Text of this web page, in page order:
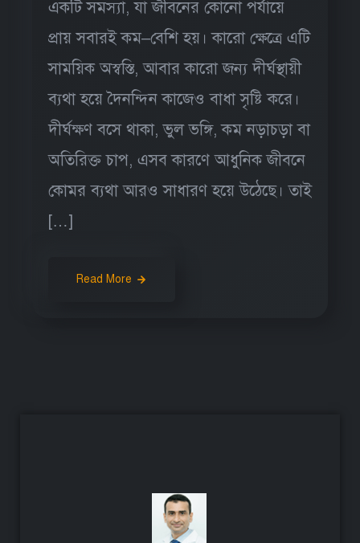
একটি সমস্যা, যা জীবনের কোনো পর্যায়ে
প্রায় সবারই কম–বেশি হয়। কারো ক্ষেত্রে এটি
সাময়িক অস্বস্তি, আবার কারো জন্য দীর্ঘস্থায়ী
ব্যথা হয়ে দৈনন্দিন কাজেও বাধা সৃষ্টি করে।
দীর্ঘক্ষণ বসে থাকা, ভুল ভঙ্গি, কম নড়াচড়া বা
অতিরিক্ত চাপ, এসব কারণে আধুনিক জীবনে
কোমর ব্যথা আরও সাধারণ হয়ে উঠেছে। তাই
[…]
Read More